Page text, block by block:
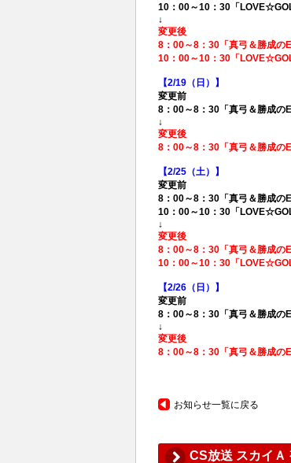
10：00～10：30「
↓
変更後
8：00～8：30「真弓＆勝成
10：00～10：30「
【2/19（日）】
変更前
8：00～8：30「真弓＆勝成
↓
変更後
8：00～8：30「真弓＆勝成
【2/25（土）】
変更前
8：00～8：30「真弓＆勝成
10：00～10：30「
↓
変更後
8：00～8：30「真弓＆勝成
10：00～10：30「
【2/26（日）】
変更前
8：00～8：30「真弓＆勝成
↓
変更後
8：00～8：30「真弓＆勝成
お知らせ一覧に戻る
CS放送 スカイＡ